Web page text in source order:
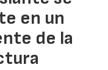
en un
de la